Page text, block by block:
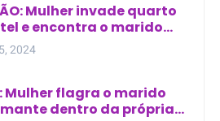
Mulher invade quarto
e encontra o marido
na cama
2024
Mulher flagra o marido
dentro da própria